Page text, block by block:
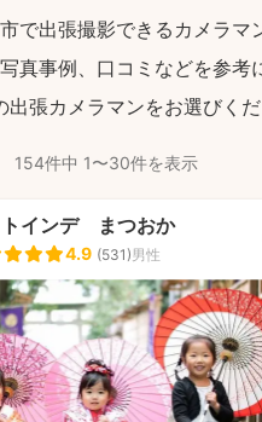
で出張撮影できるカメラマ
真事例、口コミなどを参考
出張カメラマンをお選びくだ
154件中 1〜30件を表示
トインデ まつおか
4.9 (531)男性